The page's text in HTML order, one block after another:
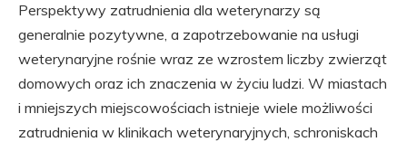
Perspektywy zatrudnienia dla weterynarzy są
generalnie pozytywne, a zapotrzebowanie na usługi
weterynaryjne rośnie wraz ze wzrostem liczby zwierząt
domowych oraz ich znaczenia w życiu ludzi. W miastach
i mniejszych miejscowościach istnieje wiele możliwości
zatrudnienia w klinikach weterynaryjnych, schroniskach